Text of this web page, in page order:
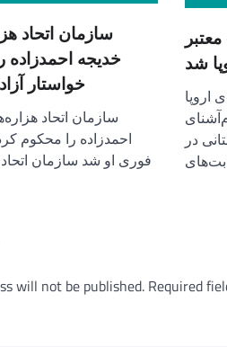
سازمان اتحاد
خدیجه احمدزاده
خواستار
سازمان اتحاد
احمدزاده را محکوم
فوری او شد سازمان
شد
اروپا
در
will not be published. Required